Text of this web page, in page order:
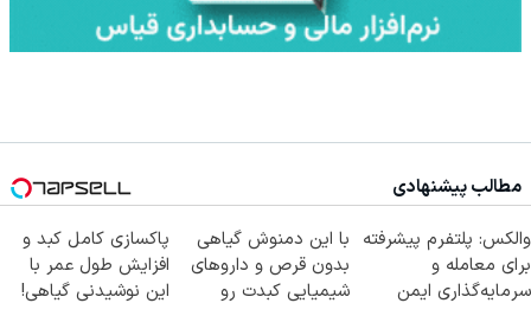
مطالب پیشنهادی
والکس: پلتفرم پیشرفته
برای معامله و
سرمایه‌گذاری ایمن
با این دمنوش گیاهی
بدون قرص و داروهای
شیمیایی کبدت رو
پاکسازی کامل کبد و
افزایش طول عمر با
این نوشیدنی گیاهی!